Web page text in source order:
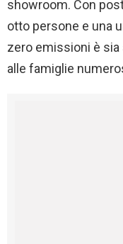
showroom. Con
otto persone e una
zero emissioni è sia
alle famiglie